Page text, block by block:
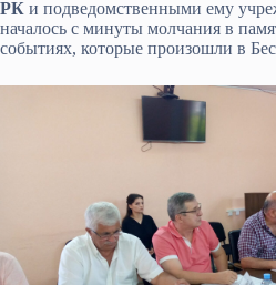
РК и подведомственными ему
началось с минуты молчания в
событиях, которые произошли в